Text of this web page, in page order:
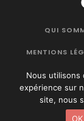
QUI
MENTIONS
Rewell Magazine
Nous utilisons
expérience sur
site, nous
OK